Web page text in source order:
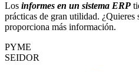
Los informes en un sistema ERP
prácticas de gran utilidad. ¿Quieres
proporciona más información.
PYME
SEIDOR